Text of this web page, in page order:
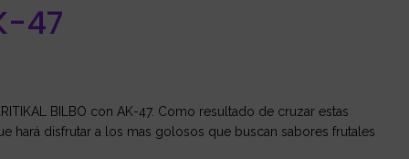
47
BILBO con AK-47. Como resultado de cruzar estas
hará disfrutar a los mas golosos que buscan sabores frutales